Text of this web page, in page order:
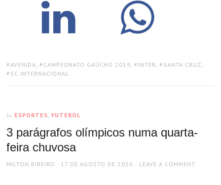
TAGS:
AVENIDA , CAMPEONATO GAÚCHO 2019 , INTER , SANTA CRUZ
SC INTERNACIONAL
In ESPORTES FUTEBOL
3 parágrafos olímpicos numa quarta-
feira chuvosa
AUTHOR
MILTON RIBEIRO
POSTED
17 DE AGOSTO DE 2016 LEAVE A COMMENT